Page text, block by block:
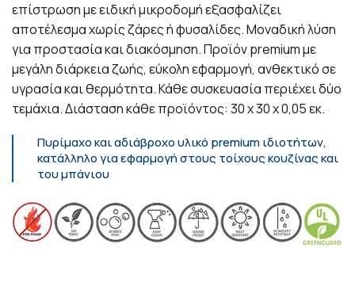
επίστρωση με ειδική μικροδομή εξασφαλίζει
αποτέλεσμα χωρίς ζάρες ή φυσαλίδες. Μοναδική λύση
για προστασία και διακόσμηση. Προϊόν premium με
μεγάλη διάρκεια ζωής, εύκολη εφαρμογή, ανθεκτικό σε
υγρασία και θερμότητα. Κάθε συσκευασία περιέχει δύο
τεμάχια. Διάσταση κάθε προϊόντος: 30 x 30 x 0,05 εκ.
Πυρίμαχο και αδιάβροχο υλικό premium ιδιοτήτων,
κατάλληλο για εφαρμογή στους τοίχους κουζίνας και
του μπάνιου